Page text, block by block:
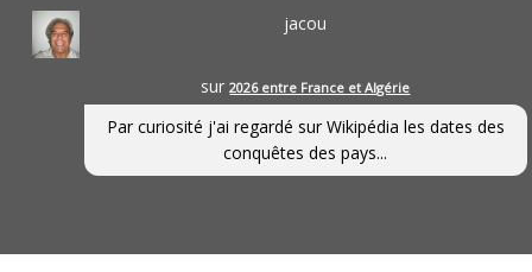
jacou
sur2026 entre France et Algérie
Par curiosité j'ai regardé sur Wikipédia les dates des
conquêtes des pays...